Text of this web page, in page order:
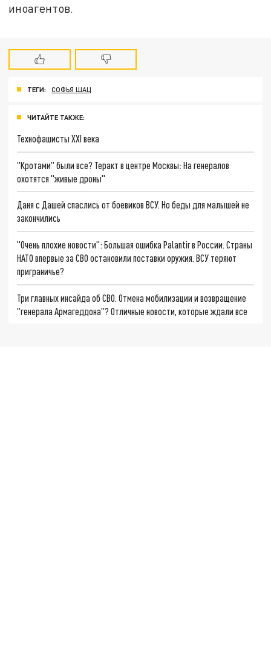
иноагентов.
ТЕГИ: СОФЬЯ ШАЦ
ЧИТАЙТЕ ТАКЖЕ:
Технофашисты XXI века
"Кротами" были все? Теракт в центре Москвы: На генералов
охотятся "живые дроны"
Даня с Дашей спаслись от боевиков ВСУ. Но беды для малышей не
закончились
"Очень плохие новости": Большая ошибка Palantir в России. Страны
НАТО впервые за СВО остановили поставки оружия. ВСУ теряют
приграничье?
Три главных инсайда об СВО. Отмена мобилизации и возвращение
"генерала Армагеддона"? Отличные новости, которые ждали все